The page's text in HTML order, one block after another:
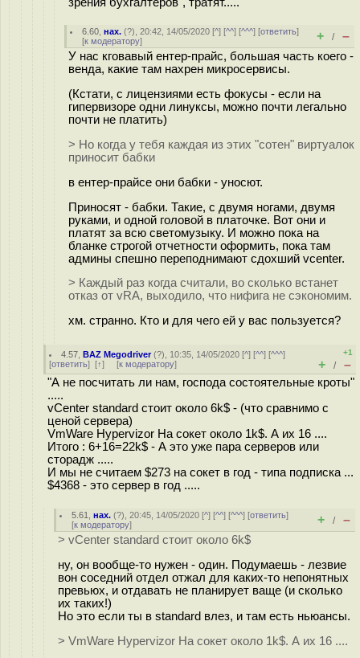
6.60 ,нах. (?), 20:42, 14/05/2020 [^] [^^] [^^^] [ответить]
[к модератору] + / –
У нас кговавый ентер-прайс, большая часть коего -
венда, какие там нахрен микросервисы.
(Кстати, с лицензиями есть фокусы - если на
гипервизоре одни линуксы, можно почти легально
почти не платить)
> Но когда у тебя каждая из этих "сотен" виртуалок
приносит бабки
в ентер-прайсе они бабки - уносют.
Приносят - бабки. Такие, с двумя ногами, двумя
руками, и одной головой в платочке. Вот они и
платят за всю светомузыку. И можно пока на
бланке строгой отчетности оформить, пока там
админы спешно переподнимают сдохший vcenter.
> Каждый раз когда считали, во сколько встанет
отказ от vRA, выходило, что нифига не сэкономим.
хм. странно. Кто и для чего ей у вас пользуется?
4.57 ,BAZ Megodriver(?), 10:35, 14/05/2020 [^] [^^] [^^^]
[ответить] [↑] [к модератору]
+1
+ / –
"А не посчитать ли нам, господа состоятельные кроты"
.....
vCenter standard стоит около 6k$ - (что сравнимо с
ценой сервера)
VmWare Hypervizor На сокет около 1k$. А их 16 ....
Итого : 6+16=22k$ - А это уже пара серверов или
сторадж .....
И мы не считаем $273 на сокет в год - типа подписка ...
$4368 - это сервер в год .....
5.61 ,нах. (?), 20:45, 14/05/2020 [^] [^^] [^^^] [ответить]
[к модератору] + / –
> vCenter standard стоит около 6k$
ну, он вообще-то нужен - один. Подумаешь - лезвие
вон соседний отдел отжал для каких-то непонятных
превьюх, и отдавать не планирует ваще (и сколько
их таких!)
Но это если ты в standard влез, и там есть ньюансы.
> VmWare Hypervizor На сокет около 1k$. А их 16 ....